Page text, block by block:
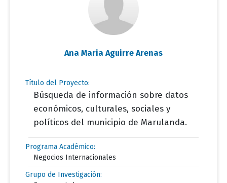
Ana Maria Aguirre Arenas
Título del Proyecto:
Búsqueda de información sobre datos
económicos, culturales, sociales y
políticos del municipio de Marulanda.
Programa Académico:
Negocios Internacionales
Grupo de Investigación: